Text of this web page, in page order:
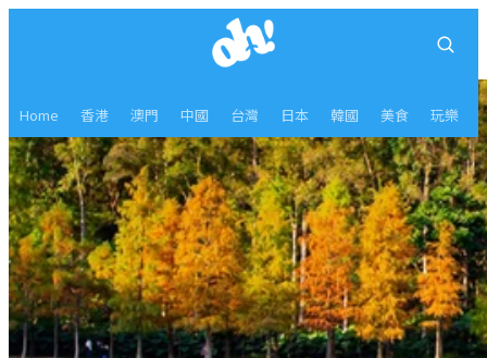
Home 香港 澳門 中國 台灣 日本 韓國 美食 玩樂